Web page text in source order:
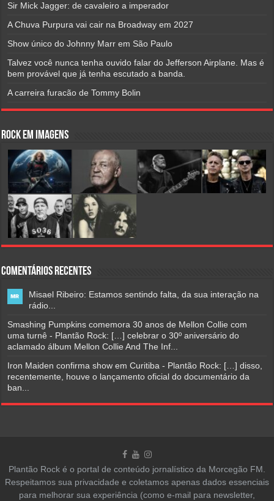
Sir Mick Jagger: de cavaleiro a imperador
A Chuva Purpura vai cair na Broadway em 2027
Show único do Johnny Marr em São Paulo
Talvez você nunca tenha ouvido falar do Jefferson Airplane. Mas é
bem provável que já tenha escutado a banda.
A carreira furacão de Tommy Bolin
Rock em Imagens
Comentários Recentes
Misael Ribeiro: Estamos sentindo falta, da sua interação na
rádio...
Smashing Pumpkins comemora 30 anos de Mellon Collie com
uma turnê - Plantão Rock: […] celebrar o 30º aniversário do
aclamado álbum Mellon Collie And The Inf...
Iron Maiden confirma show em Curitiba - Plantão Rock: […] disso,
recentemente, houve o lançamento oficial do documentário da
ban...
Plantão Rock é o portal de conteúdo jornalístico da Morcegão FM.
Respeitamos sua privacidade e coletamos apenas dados essenciais
para melhorar sua experiência (como e-mail para newsletter,